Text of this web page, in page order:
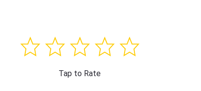
Tap to Rate